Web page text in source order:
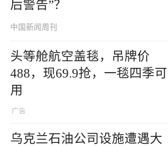
后警告”？
中国新闻周刊
头等舱航空盖毯，吊牌价
488，现69.9抢，一毯四季可
用
乌克兰石油公司设施遭遇大